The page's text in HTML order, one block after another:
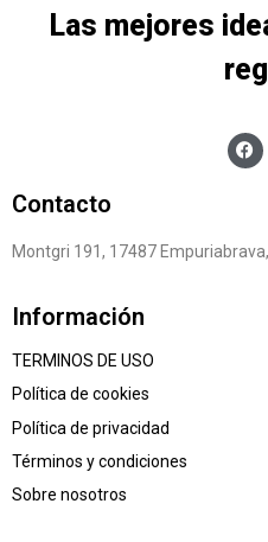
Las mejores
Contacto
Montgri 191, 17487
Información
TERMINOS DE USO
Política de cookies
Política de privacidad
Términos y condiciones
Sobre nosotros